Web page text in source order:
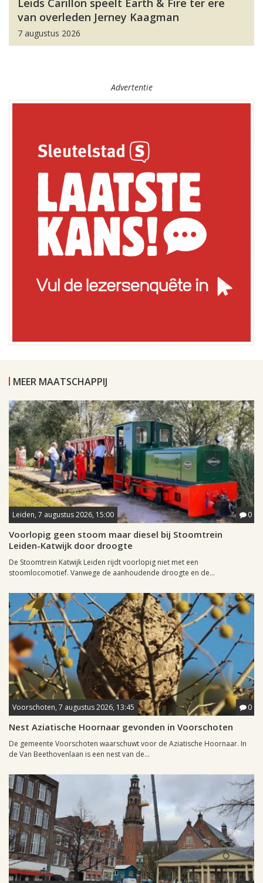
Leids Carillon speelt Earth & Fire ter ere
van overleden Jerney Kaagman
7 augustus 2026
Advertentie
MEER MAATSCHAPPIJ
Leiden, 7 augustus 2026, 15:00 0
Voorlopig geen stoom maar diesel bij Stoomtrein
Leiden-Katwijk door droogte
De Stoomtrein Katwijk Leiden rijdt voorlopig niet met een
stoomlocomotief. Vanwege de aanhoudende droogte en de...
Voorschoten, 7 augustus 2026, 13:45 0
Nest Aziatische Hoornaar gevonden in Voorschoten
De gemeente Voorschoten waarschuwt voor de Aziatische Hoornaar. In
de Van Beethovenlaan is een nest van de...